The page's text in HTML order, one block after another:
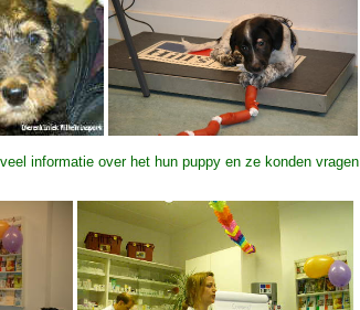
informatie over het hun puppy en ze konden vragen